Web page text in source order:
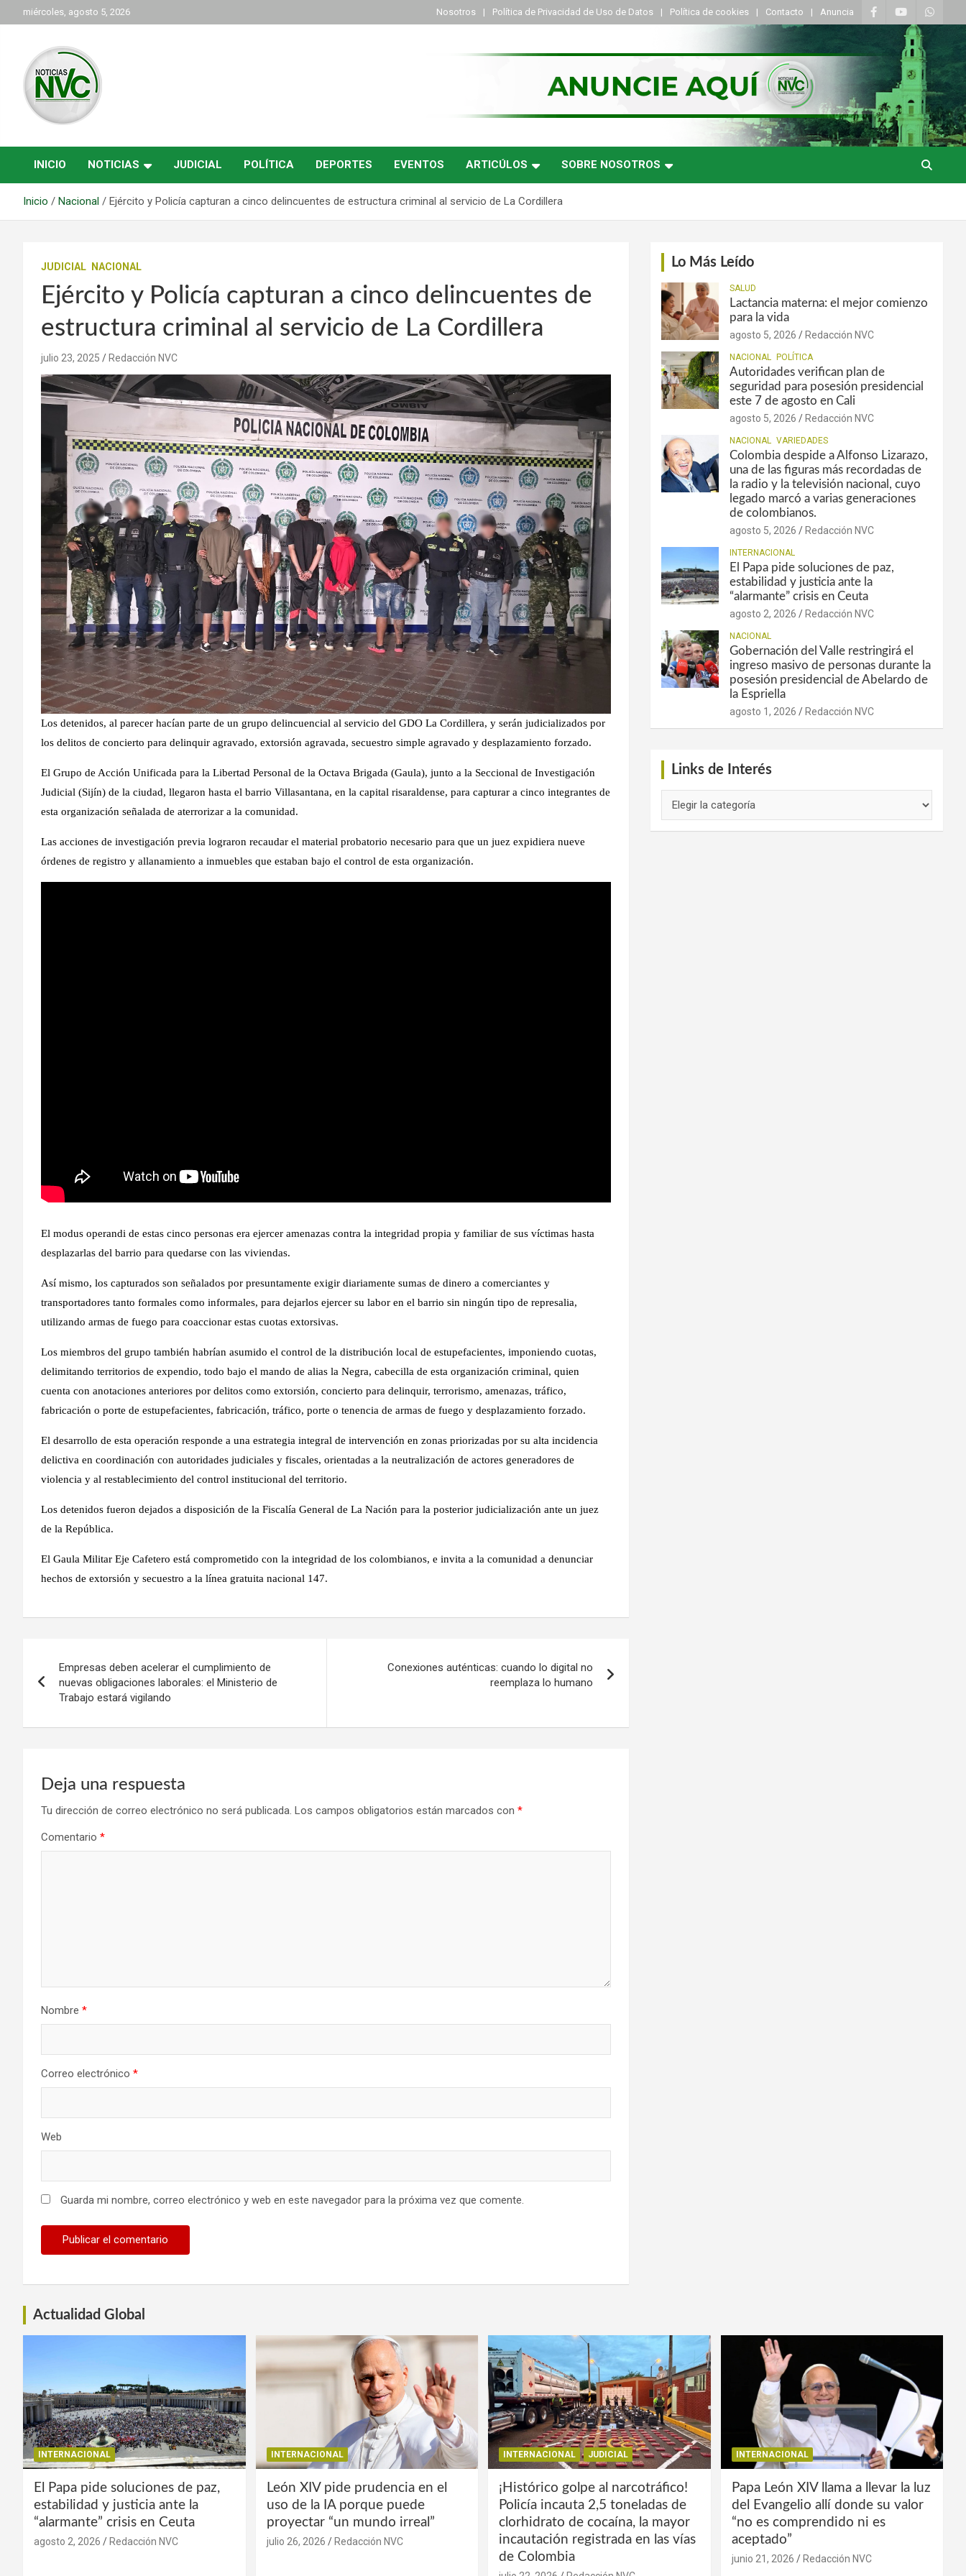
al
miércoles, agosto 5, 2026 Nosotros Política de Privacidad de Uso de Datos Política de cookies Contacto Anuncia
NVC Noticias
INICIO NOTICIAS JUDICIAL POLÍTICA DEPORTES EVENTOS ARTICÚLOS SOBRE NOSOTROS
Inicio Nacional Ejército y Policía capturan a cinco delincuentes de estructura criminal al servicio de La Cordillera
JUDICIAL NACIONAL
Ejército y Policía capturan a cinco delincuentes de
estructura criminal al servicio de La Cordillera
julio 23, 2025 Redacción NVC
Los detenidos, al parecer hacían parte de un grupo delincuencial al servicio del GDO La Cordillera, y serán judicializados por
los delitos de concierto para delinquir agravado, extorsión agravada, secuestro simple agravado y desplazamiento forzado.
El Grupo de Acción Unificada para la Libertad Personal de la Octava Brigada (Gaula), junto a la Seccional de Investigación
Judicial (Sijín) de la ciudad, llegaron hasta el barrio Villasantana, en la capital risaraldense, para capturar a cinco integrantes de
esta organización señalada de aterrorizar a la comunidad.
Las acciones de investigación previa lograron recaudar el material probatorio necesario para que un juez expidiera nueve
órdenes de registro y allanamiento a inmuebles que estaban bajo el control de esta organización.
El modus operandi de estas cinco personas era ejercer amenazas contra la integridad propia y familiar de sus víctimas hasta
desplazarlas del barrio para quedarse con las viviendas.
Así mismo, los capturados son señalados por presuntamente exigir diariamente sumas de dinero a comerciantes y
transportadores tanto formales como informales, para dejarlos ejercer su labor en el barrio sin ningún tipo de represalia,
utilizando armas de fuego para coaccionar estas cuotas extorsivas.
Los miembros del grupo también habrían asumido el control de la distribución local de estupefacientes, imponiendo cuotas,
delimitando territorios de expendio, todo bajo el mando de alias la Negra, cabecilla de esta organización criminal, quien
cuenta con anotaciones anteriores por delitos como extorsión, concierto para delinquir, terrorismo, amenazas, tráfico,
fabricación o porte de estupefacientes, fabricación, tráfico, porte o tenencia de armas de fuego y desplazamiento forzado.
El desarrollo de esta operación responde a una estrategia integral de intervención en zonas priorizadas por su alta incidencia
delictiva en coordinación con autoridades judiciales y fiscales, orientadas a la neutralización de actores generadores de
violencia y al restablecimiento del control institucional del territorio.
Los detenidos fueron dejados a disposición de la Fiscalía General de La Nación para la posterior judicialización ante un juez
de la República.
El Gaula Militar Eje Cafetero está comprometido con la integridad de los colombianos, e invita a la comunidad a denunciar
hechos de extorsión y secuestro a la línea gratuita nacional 147.
de
entradas
Empresas deben acelerar el cumplimiento de
nuevas obligaciones laborales: el Ministerio de
Trabajo estará vigilando
Conexiones auténticas: cuando lo digital no
reemplaza lo humano
Deja una respuesta
Tu dirección de correo electrónico no será publicada. Los campos obligatorios están marcados con *
Comentario *
Nombre *
Correo electrónico *
Web
Guarda mi nombre, correo electrónico y web en este navegador para la próxima vez que comente.
Lo Más Leído
SALUD
Lactancia materna: el mejor comienzo
para la vida
agosto 5, 2026 Redacción NVC
NACIONAL POLÍTICA
Autoridades verifican plan de
seguridad para posesión presidencial
este 7 de agosto en Cali
agosto 5, 2026 Redacción NVC
NACIONAL VARIEDADES
Colombia despide a Alfonso Lizarazo,
una de las figuras más recordadas de
la radio y la televisión nacional, cuyo
legado marcó a varias generaciones
de colombianos.
agosto 5, 2026 Redacción NVC
INTERNACIONAL
El Papa pide soluciones de paz,
estabilidad y justicia ante la
“alarmante” crisis en Ceuta
agosto 2, 2026 Redacción NVC
NACIONAL
Gobernación del Valle restringirá el
ingreso masivo de personas durante la
posesión presidencial de Abelardo de
la Espriella
agosto 1, 2026 Redacción NVC
Links de Interés
de
Actualidad Global
INTERNACIONAL
El Papa pide soluciones de paz,
estabilidad y justicia ante la
“alarmante” crisis en Ceuta
agosto 2, 2026 Redacción NVC
INTERNACIONAL
León XIV pide prudencia en el
uso de la IA porque puede
proyectar “un mundo irreal”
julio 26, 2026 Redacción NVC
INTERNACIONAL JUDICIAL
¡Histórico golpe al narcotráfico!
Policía incauta 2,5 toneladas de
clorhidrato de cocaína, la mayor
incautación registrada en las vías
de Colombia
INTERNACIONAL
Papa León XIV llama a llevar la luz
del Evangelio allí donde su valor
“no es comprendido ni es
aceptado”
junio 21, 2026 Redacción NVC